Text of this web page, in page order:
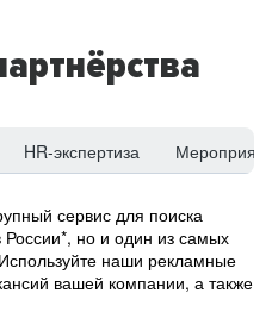
HR-экспертиза
сервис для поиска
но и один из самых
наши рекламные
вашей компании, а также